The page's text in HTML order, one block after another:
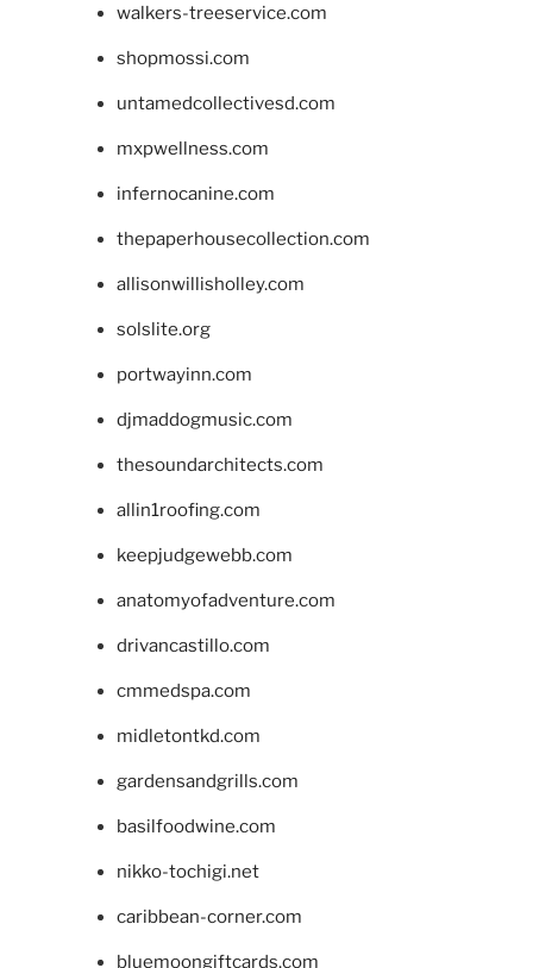
walkers-treeservice.com
shopmossi.com
untamedcollectivesd.com
mxpwellness.com
infernocanine.com
thepaperhousecollection.com
allisonwillisholley.com
solslite.org
portwayinn.com
djmaddogmusic.com
thesoundarchitects.com
allin1roofing.com
keepjudgewebb.com
anatomyofadventure.com
drivancastillo.com
cmmedspa.com
midletontkd.com
gardensandgrills.com
basilfoodwine.com
nikko-tochigi.net
caribbean-corner.com
bluemoongiftcards.com